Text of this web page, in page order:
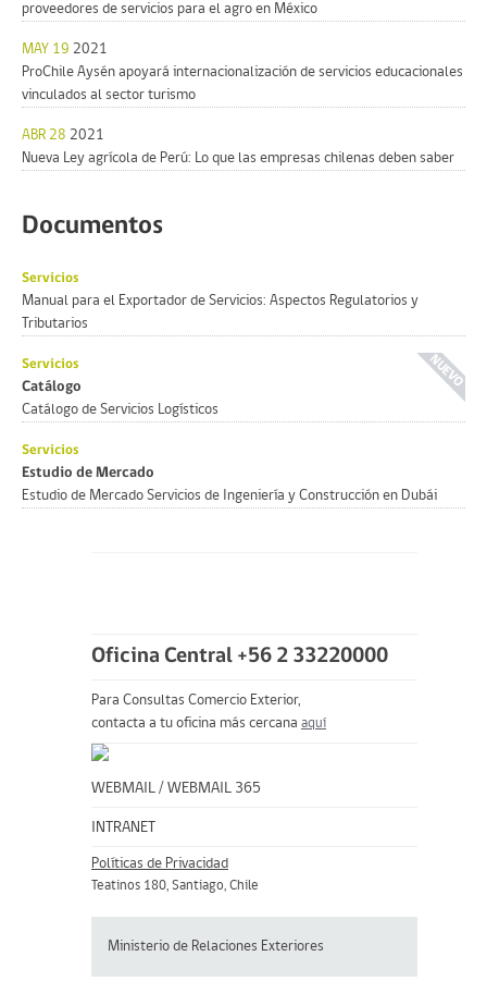
proveedores de servicios para el agro en México
MAY 19 2021
ProChile Aysén apoyará internacionalización de servicios educacionales
vinculados al sector turismo
ABR 28 2021
Nueva Ley agrícola de Perú: Lo que las empresas chilenas deben saber
Documentos
Servicios
Manual para el Exportador de Servicios: Aspectos Regulatorios y
Tributarios
Servicios
Catálogo
Catálogo de Servicios Logísticos
Servicios
Estudio de Mercado
Estudio de Mercado Servicios de Ingeniería y Construcción en Dubái
Oficina Central +56 2 33220000
Para Consultas Comercio Exterior,
contacta a tu oficina más cercana aquí
WEBMAIL / WEBMAIL 365
INTRANET
Políticas de Privacidad
Teatinos 180, Santiago, Chile
Ministerio de Relaciones Exteriores